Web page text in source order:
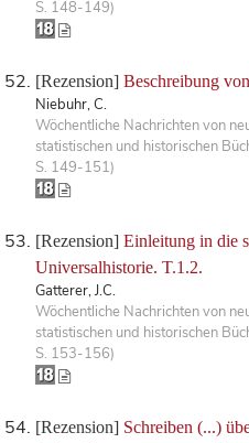
S. 148-149)
[Rezension] Beschreibung
Niebuhr, C.
Wöchentliche Nachrichten von
statistischen und historischen
S. 149-151)
[Rezension] Einleitung in die
Universalhistorie. T.1.2.
Gatterer, J.C.
Wöchentliche Nachrichten von
statistischen und historischen
S. 153-156)
[Rezension] Schreiben (...)